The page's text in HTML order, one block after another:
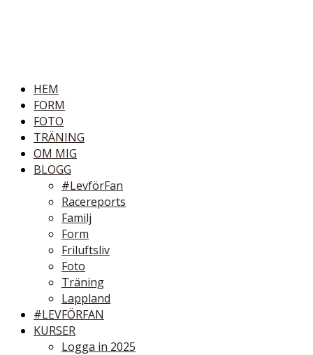
HEM
FORM
FOTO
TRÄNING
OM MIG
BLOGG
#LevförFan
Racereports
Familj
Form
Friluftsliv
Foto
Träning
Lappland
#LEVFÖRFAN
KURSER
Logga in 2025